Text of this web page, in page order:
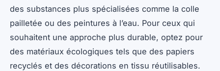
des substances plus spécialisées comme la colle
pailletée ou des peintures à l’eau. Pour ceux qui
souhaitent une approche plus durable, optez pour
des matériaux écologiques tels que des papiers
recyclés et des décorations en tissu réutilisables.